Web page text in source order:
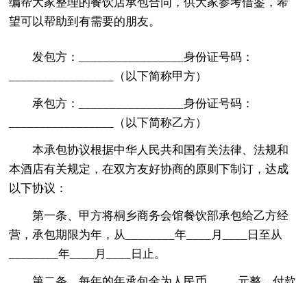
望可以帮助到有需要的朋友。
发包方：_________________身份证号码：
_________________（以下简称甲方）
承包方：_________________身份证号码：
_________________（以下简称乙方）
本承包协议根据中华人民共和国有关法律、法规和
本酒店有关规定，在双方友好协商的原则下制订，达成
以下协议：
第一条、甲方将桐乡商务会馆餐饮部承包给乙方经
营，承包期限为年，从________年____月____日至从
________年____月____日止。